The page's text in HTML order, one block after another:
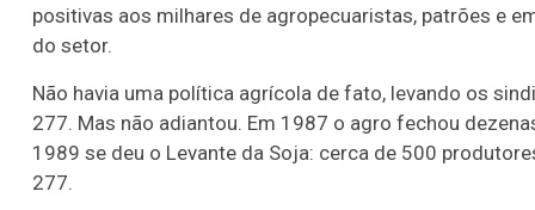
positivas aos milhares de agropecuaristas, patrões e
do setor.
Não havia uma política agrícola de fato, levando os
277. Mas não adiantou. Em 1987 o agro fechou
1989 se deu o Levante da Soja: cerca de 500
277.